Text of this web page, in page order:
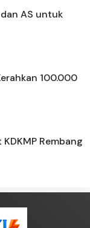
AS untuk
100.000
Rembang